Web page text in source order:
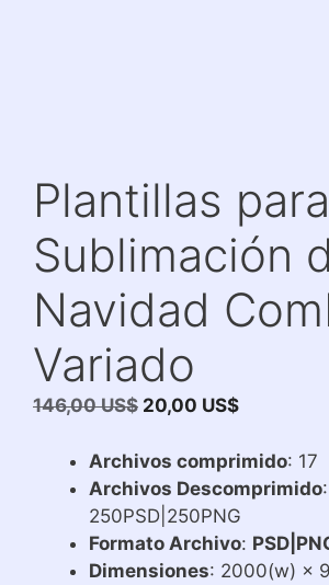
Plantillas para
Sublimación
Navidad
Variado
146,00US$ El
original
era:
146,00 US$.
20,00 US$El
actual
es:
20,00 US$.
Archivos comprimido: 17
Archivos Descomprimido:
250PSD|250PNG
Formato Archivo:
Dimensiones: 2000(w) ×